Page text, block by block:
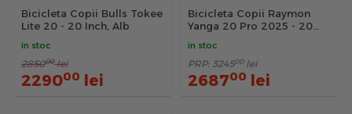
Bicicleta Copii Bulls Tokee
Lite 20 - 20 Inch, Alb
in stoc
285000 lei
229000 lei
Bicicleta Copii Raymon
Yanga 20 Pro 2025 - 20
in stoc
PRP: 324500 lei
268700 lei